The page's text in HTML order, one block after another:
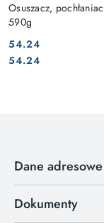
Osuszacz,
590g
Cena:
54.24
Cena:
54.24
Dane adresowe
Dokumenty